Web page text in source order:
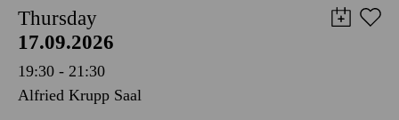
Thursday
17.09.2026
19:30 - 21:30
Alfried Krupp Saal